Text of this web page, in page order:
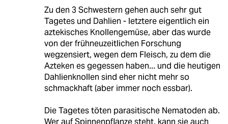
Zu den 3 Schwestern gehen auch sehr gut
Tagetes und Dahlien - letztere eigentlich ein
aztekisches Knollengemüse, aber das wurde
von der frühneuzeitlichen Forschung
wegzensiert, wegen dem Fleisch, zu dem die
Azteken es gegessen haben... und die heutigen
Dahlienknollen sind eher nicht mehr so
schmackhaft (aber immer noch essbar).
Die Tagetes töten parasitische Nematoden ab.
Wer auf Spinnenpflanze steht, kann sie auch